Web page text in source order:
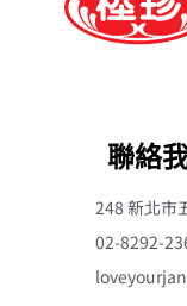
聯絡
248 新北市
02-8292-